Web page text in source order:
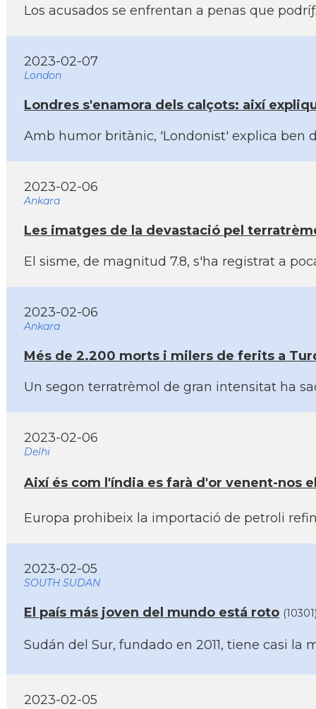
Los acusados se enfrentan a penas que
2023-02-07
London
Londres s'enamora dels calçots: així­
Amb humor britànic, 'Londonist' explica ben
2023-02-06
Ankara
Les imatges de la devastació pel
El sisme, de magnitud 7.8, s'ha registrat a
2023-02-06
Ankara
Més de 2.200 morts i milers de ferits a
Un segon terratrèmol de gran intensitat ha
2023-02-06
Delhi
Així­ és com l'índia es farà d'or venent-
Europa prohibeix la importació de petroli
2023-02-05
SOUTH SUDAN
El paí­s más joven del mundo está roto
Sudán del Sur, fundado en 2011, tiene casi
2023-02-05